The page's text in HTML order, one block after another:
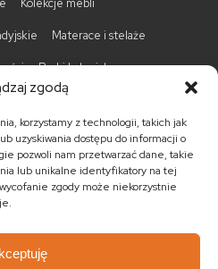
zgodą
korzystamy z technologii, takich jak
uzyskiwania dostępu do informacji o
pozwoli nam przetwarzać dane, takie
lub unikalne identyfikatory na tej
zgody może niekorzystnie
Kolekcje mebli
Materace i stelaże
Barki kolonialne
Krzesła kolonialne
Łóżka kolonialne
Regały kolonialne
Stoliki nocne